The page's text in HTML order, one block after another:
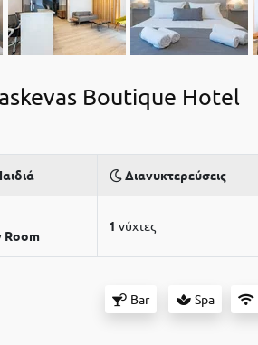
Boutique Hotel
Διανυκτερεύσεις
Room
1 νύχτες
Bar Spa